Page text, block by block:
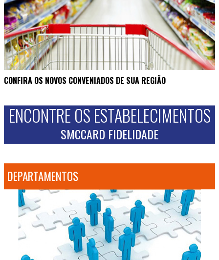
CONFIRA OS NOVOS CONVENIADOS DE SUA REGIÃO
ENCONTRE OS ESTABELECIMENTOS
SMCCARD FIDELIDADE
DEPARTAMENTOS